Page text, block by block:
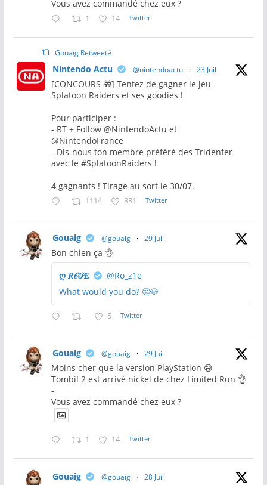
Vous avez commandé chez eux ?
1 14 Twitter
Gouaig Retweeté
Nintendo Actu @nintendoactu · 23 Juil
[CONCOURS 🎁] Tentez de gagner le jeu
Splatoon Raiders et ses goodies !
Pour participer :
- RT + Follow @NintendoActu et
@NintendoFrance
- Dis-nous ton membre préféré des Tridenfer
avec le #SplatoonRaiders !
4 gagnants ! Tirage au sort le 30/07.
1114 881 Twitter
Gouaig @gouaig · 29 Juil
Bon chien ça 👌
ღ 𝑅𝒪𝒮𝐸
@Ro_z1e
What would you do? 🤔🐶
5 Twitter
Gouaig @gouaig · 29 Juil
Moins cher que la version PlayStation 😅
Tombi! 2 est arrivé nickel de chez Limited Run 👌
-
Vous avez commandé chez eux ?
1 14 Twitter
Gouaig @gouaig · 28 Juil